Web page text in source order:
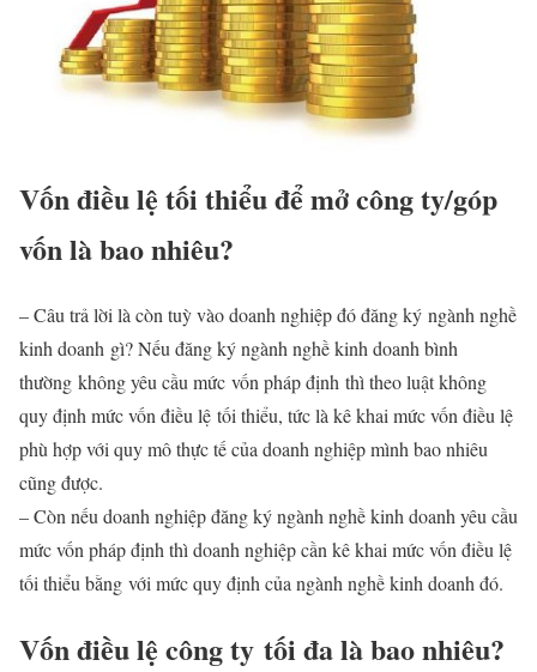
Vốn điều lệ tối thiểu để mở công ty/góp
vốn là bao nhiêu?
– Câu trả lời là còn tuỳ vào doanh nghiệp đó đăng ký ngành nghề
kinh doanh gì? Nếu đăng ký ngành nghề kinh doanh bình
thường không yêu cầu mức vốn pháp định thì theo luật không
quy định mức vốn điều lệ tối thiểu, tức là kê khai mức vốn điều lệ
phù hợp với quy mô thực tế của doanh nghiệp mình bao nhiêu
cũng được.
– Còn nếu doanh nghiệp đăng ký ngành nghề kinh doanh yêu cầu
mức vốn pháp định thì doanh nghiệp cần kê khai mức vốn điều lệ
tối thiểu bằng với mức quy định của ngành nghề kinh doanh đó.
Vốn điều lệ công ty tối đa là bao nhiêu?